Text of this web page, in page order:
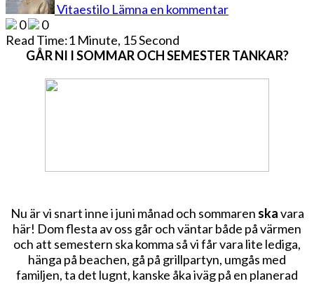
Vitaestilo Lämna en kommentar
0
0
Read Time:1 Minute, 15 Second
GÅR NI I SOMMAR OCH SEMESTER TANKAR?
Nu är vi snart inne i juni månad och sommaren skavara
här! Dom flesta av oss går och väntar både på värmen
och att semestern ska komma så vi får vara lite lediga,
hänga på beachen, gå på grillpartyn, umgås med
familjen, ta det lugnt, kanske åka iväg på en planerad